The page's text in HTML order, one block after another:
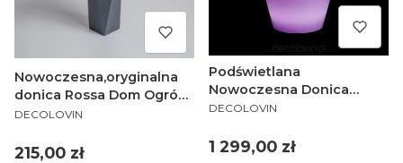
Nowoczesna,oryginalna
donica Rossa Dom Ogród
77 cm Ciemny Marmurek
PRODUCENT
DECOLOVIN
Cena
215,00 zł
Podświetlana
Nowoczesna Donica
Grande Dom Ogród
PRODUCENT
DECOLOVIN
Cena
1 299,00 zł